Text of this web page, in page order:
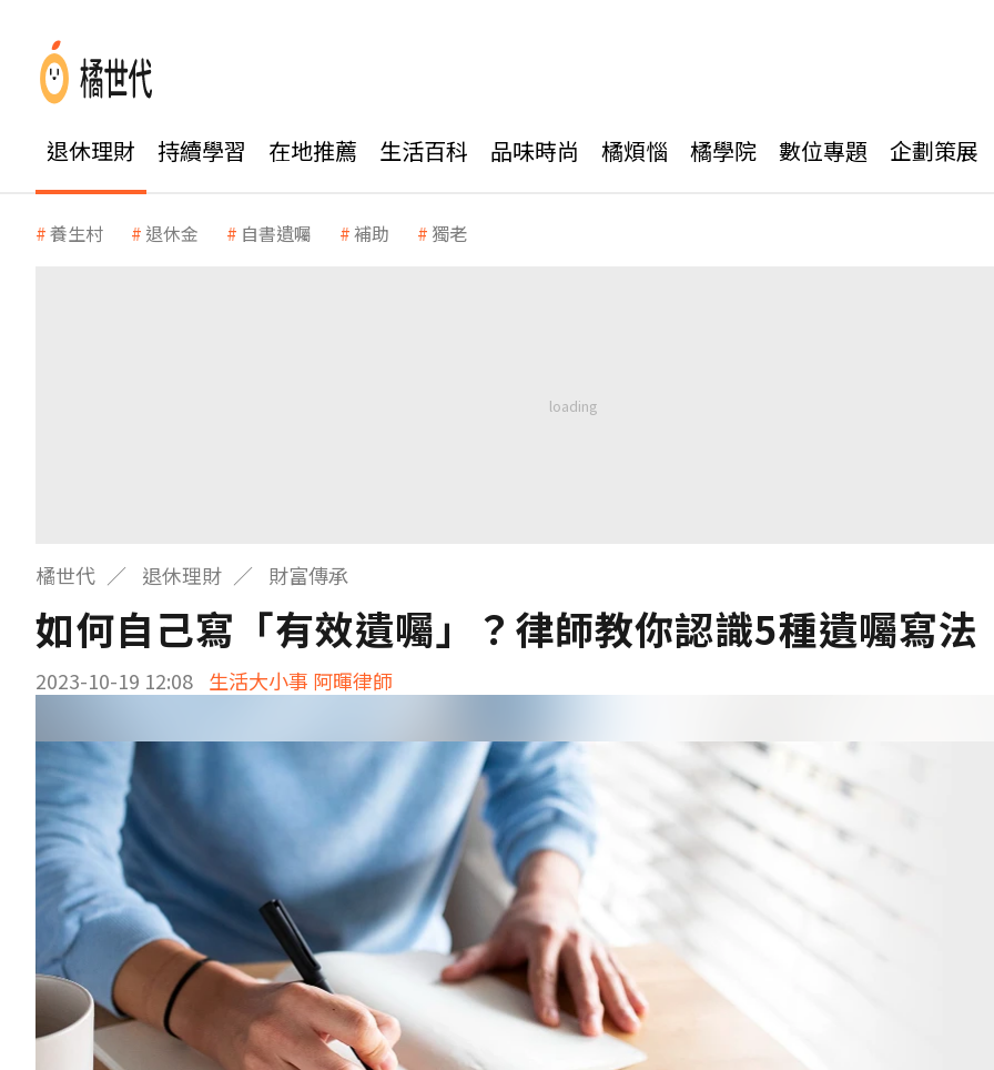
退休理財 持續學習 在地推薦 生活百科 品味時尚 橘煩惱 橘學院 數位專題 企劃策展
養生村 退休金 自書遺囑 補助 獨老
橘世代 退休理財 財富傳承
如何自己寫「有效遺囑」？律師教你認識5種遺囑寫法
2023-10-19 12:08 生活大小事 阿暉律師